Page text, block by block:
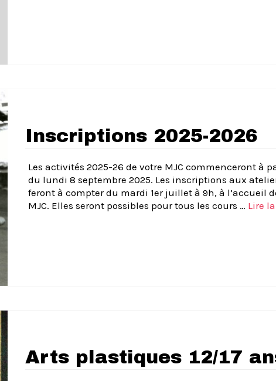
Inscriptions 2025-2026
Les activités 2025-26 de votre MJC commenceront à
du lundi 8 septembre 2025. Les inscriptions aux
feront à compter du mardi 1er juillet à 9h, à l’accueil
MJC. Elles seront possibles pour tous les cours … Lire
Arts plastiques 12/17